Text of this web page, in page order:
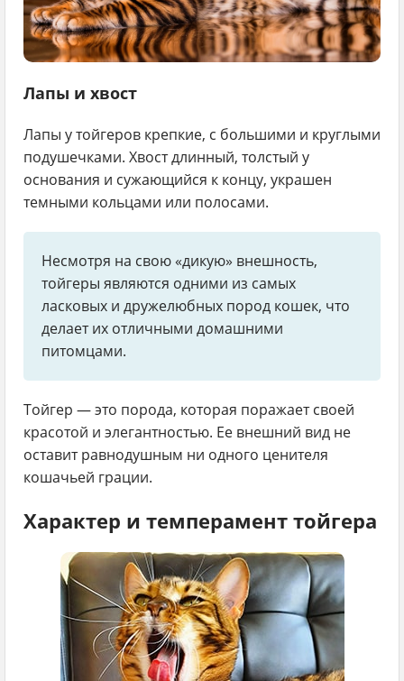
Лапы и хвост
Лапы у тойгеров крепкие, с большими и круглыми
подушечками. Хвост длинный, толстый у
основания и сужающийся к концу, украшен
темными кольцами или полосами.
Несмотря на свою «дикую» внешность,
тойгеры являются одними из самых
ласковых и дружелюбных пород кошек, что
делает их отличными домашними
питомцами.
Тойгер — это порода, которая поражает своей
красотой и элегантностью. Ее внешний вид не
оставит равнодушным ни одного ценителя
кошачьей грации.
Характер и темперамент тойгера